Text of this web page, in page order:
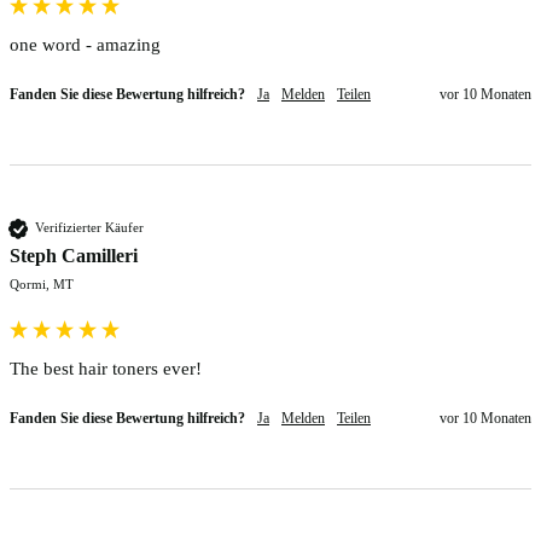
one word - amazing
Fanden Sie diese Bewertung hilfreich? Ja Melden Teilen vor 10 Monaten
Verifizierter Käufer
Steph Camilleri
Qormi, MT
The best hair toners ever!
Fanden Sie diese Bewertung hilfreich? Ja Melden Teilen vor 10 Monaten